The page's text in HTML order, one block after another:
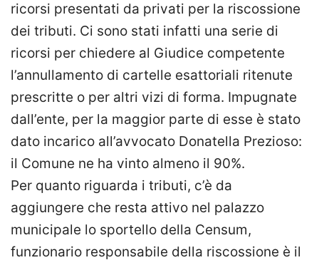
ricorsi presentati da privati per la riscossione
dei tributi. Ci sono stati infatti una serie di
ricorsi per chiedere al Giudice competente
l’annullamento di cartelle esattoriali ritenute
prescritte o per altri vizi di forma. Impugnate
dall’ente, per la maggior parte di esse è stato
dato incarico all’avvocato Donatella Prezioso:
il Comune ne ha vinto almeno il 90%.
Per quanto riguarda i tributi, c’è da
aggiungere che resta attivo nel palazzo
municipale lo sportello della Censum,
funzionario responsabile della riscossione è il